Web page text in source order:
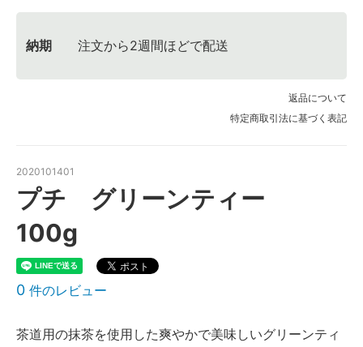
納期 注文から2週間ほどで配送
返品について
特定商取引法に基づく表記
2020101401
プチ グリーンティー
100g
0 件のレビュー
茶道用の抹茶を使用した爽やかで美味しいグリーンティ